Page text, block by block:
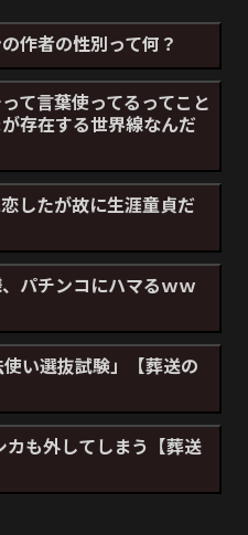
作者の性別って何？
て言葉使ってるってこと
存在する世界線なんだ
したが故に生涯童貞だ
パチンコにハマるｗｗ
使い選抜試験」【葬送の
カも外してしまう【葬送